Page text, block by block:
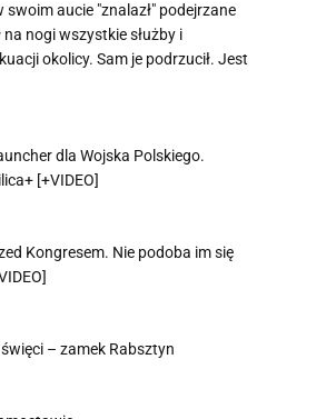
swoim aucie "znalazł" podejrzane
nogi wszystkie służby i
okolicy. Sam je podrzucił. Jest
dla Wojska Polskiego.
[+VIDEO]
Kongresem. Nie podoba im się
– zamek Rabsztyn